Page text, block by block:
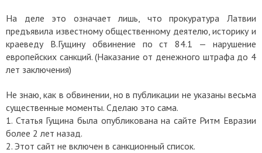
На деле это означает лишь, что прокуратура Латвии
предъявила известному общественному деятелю, историку и
краеведу В.Гущину обвинение по ст 84.1 — нарушение
европейских санкций. (Наказание от денежного штрафа до 4
лет заключения)
Не знаю, как в обвинении, но в публикации не указаны весьма
существенные моменты. Сделаю это сама.
1. Статья Гущина была опубликована на сайте Ритм Евразии
более 2 лет назад.
2. Этот сайт не включен в санкционный список.